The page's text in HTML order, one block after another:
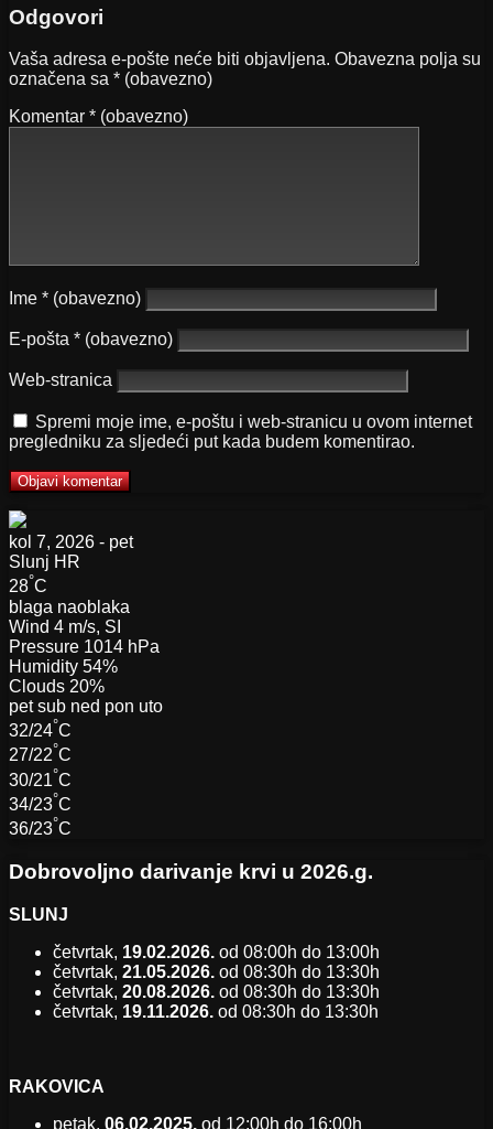
Odgovori
Vaša adresa e-pošte neće biti objavljena. Obavezna polja su
označena sa * (obavezno)
Komentar * (obavezno)
Ime * (obavezno)
E-pošta * (obavezno)
Web-stranica
Spremi moje ime, e-poštu i web-stranicu u ovom internet
pregledniku za sljedeći put kada budem komentirao.
kol 7, 2026 - pet
Slunj HR
28°C
blaga naoblaka
Wind 4 m/s, SI
Pressure 1014 hPa
Humidity 54%
Clouds 20%
pet sub ned pon uto
32/24°C
27/22°C
30/21°C
34/23°C
36/23°C
Dobrovoljno darivanje krvi u 2026.g.
SLUNJ
četvrtak, 19.02.2026. od 08:00h do 13:00h
četvrtak, 21.05.2026. od 08:30h do 13:30h
četvrtak, 20.08.2026. od 08:30h do 13:30h
četvrtak, 19.11.2026. od 08:30h do 13:30h
RAKOVICA
petak, 06.02.2025. od 12:00h do 16:00h